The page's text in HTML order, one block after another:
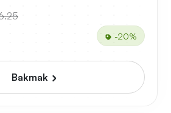
-20%
Bakmak